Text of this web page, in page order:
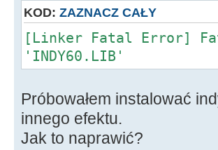
KOD: ZAZNACZ CAŁY
[Linker Fatal Error]
'INDY60.LIB'
Próbowałem instalować
innego efektu.
Jak to naprawić?